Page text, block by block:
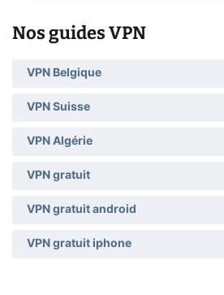
Nos guides VPN
VPN Belgique
VPN Suisse
VPN Algérie
VPN gratuit
VPN gratuit android
VPN gratuit iphone